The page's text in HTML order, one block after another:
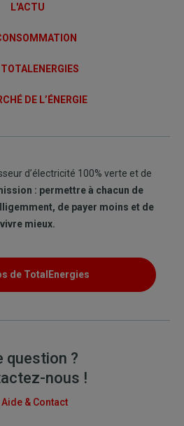
L'ACTU
DE L’ÉNERGIE
d’électricité 100% verte et de
: permettre à chacun de
de payer moins et de
vivre mieux.
de TotalEnergies
question ?
nous !
Aide & Contact